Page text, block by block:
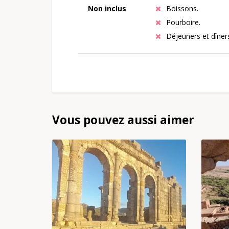
Non inclus
Boissons.
Pourboire.
Déjeuners et
Vous pouvez aussi aimer